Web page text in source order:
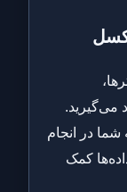
می‌گیرید.
در انجام
کمک